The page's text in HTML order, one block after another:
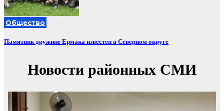
Общество
Памятник дружине Ермака известен в Северном округе